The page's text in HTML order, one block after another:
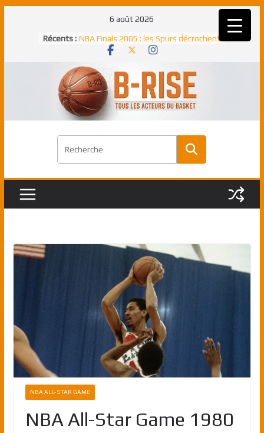
6 août 2026
Récents : meilleur défenseur d’une saison NBA
NBA Finals 2005 : les Spurs décrochent
face aux Pistons
NBA Finals 2021 : les Bucks et Giannis
Antetokounmpo triomphent, le Greek
Freek élu MVP
Shai Gilgeous-Alexander : son premier
match à plus de 40 points en NBA, le
canadien transcendant face aux Spurs
Pau Gasol dans l’histoire en 2002 :
l’année
NBA ALL-STAR GAME
NBA All-Star Game 1980